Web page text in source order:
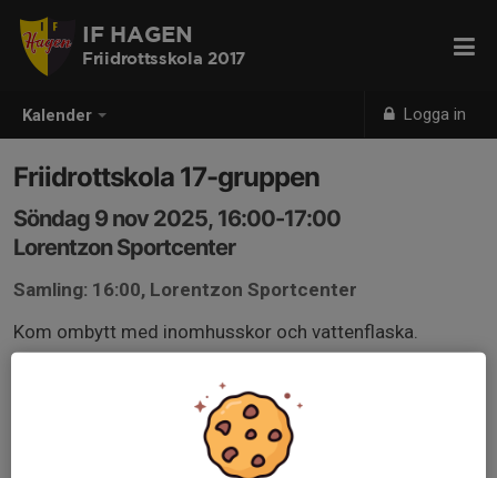
Kalender Logga in
IF HAGEN
Friidrottsskola 2017
Friidrottskola 17-gruppen
Söndag 9 nov 2025, 16:00-17:00
Lorentzon Sportcenter
Samling: 16:00, Lorentzon Sportcenter
Kom ombytt med inomhusskor och vattenflaska.